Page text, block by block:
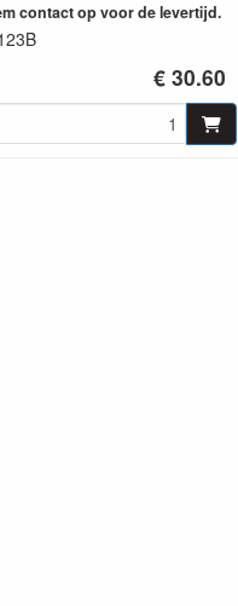
contact op voor de levertijd.
€ 30.60